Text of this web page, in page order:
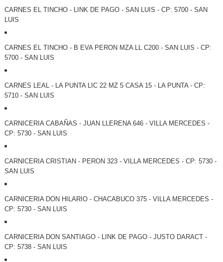
CARNES EL TINCHO - LINK DE PAGO - SAN LUIS - CP: 5700 - SAN
LUIS
CARNES EL TINCHO - B EVA PERON MZA LL C200 - SAN LUIS - CP:
5700 - SAN LUIS
CARNES LEAL - LA PUNTA LIC 22 MZ 5 CASA 15 - LA PUNTA - CP:
5710 - SAN LUIS
CARNICERIA CABAÑAS - JUAN LLERENA 646 - VILLA MERCEDES -
CP: 5730 - SAN LUIS
CARNICERIA CRISTIAN - PERON 323 - VILLA MERCEDES - CP: 5730 -
SAN LUIS
CARNICERIA DON HILARIO - CHACABUCO 375 - VILLA MERCEDES -
CP: 5730 - SAN LUIS
CARNICERIA DON SANTIAGO - LINK DE PAGO - JUSTO DARACT -
CP: 5738 - SAN LUIS